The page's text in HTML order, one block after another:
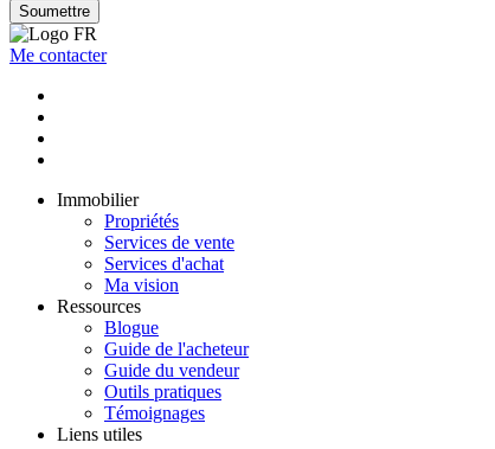
Soumettre
Me contacter
Immobilier
Propriétés
Services de vente
Services d'achat
Ma vision
Ressources
Blogue
Guide de l'acheteur
Guide du vendeur
Outils pratiques
Témoignages
Liens utiles